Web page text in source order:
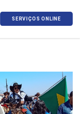
SERVIÇOS ONLINE